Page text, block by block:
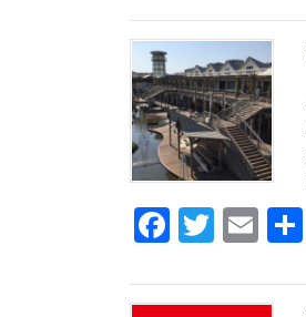
c
e
b
o
o
k
tt
er
ail
F
c
T
tt
E
ail